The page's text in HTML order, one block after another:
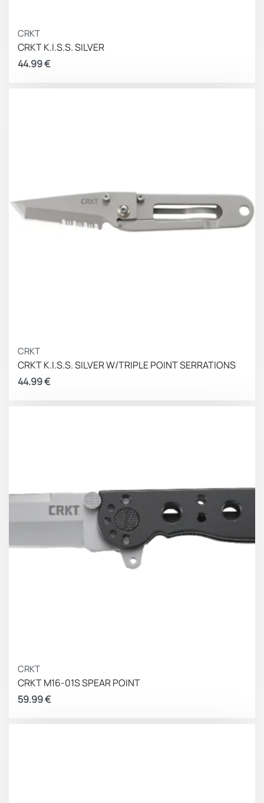
CRKT
CRKT K.I.S.S. SILVER
44.99€
CRKT
CRKT K.I.S.S. SILVER W/TRIPLE POINT SERRATIONS
44.99€
CRKT
CRKT M16-01S SPEAR POINT
59.99€